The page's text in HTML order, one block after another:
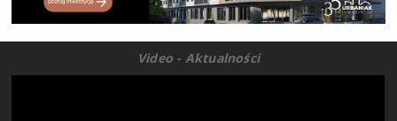
Video - Aktualności